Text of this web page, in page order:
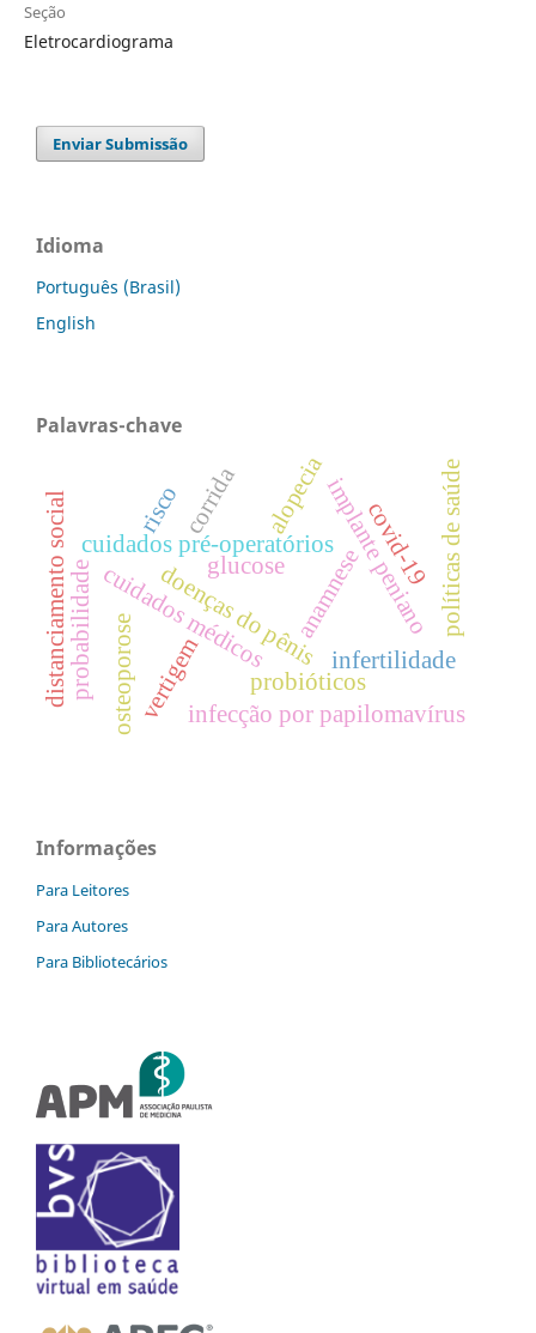
Seção
Eletrocardiograma
Enviar Submissão
Idioma
Português (Brasil)
English
Palavras-chave
anamnese
doenças do pênisimplante peniano
cuidados pré-operatórios covid­‑19 políticas de saúde
distanciamento social probióticos
cuidados médicos
vertigem
glucose
infecção por papilomavírus
risco corrida
osteoporose
probabilidade
alopecia
infertilidade
Informações
Para Leitores
Para Autores
Para Bibliotecários